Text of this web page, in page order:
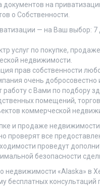
документов на
о Собственности.
— на Ваш выбор: 7
услуг по покупке,
недвижимости.
прав собственности
очень добросовестно
работу с Вами по подбору
помещений,
коммерческой
и продаже
проверят все
проведут
безопасности
недвижимости «Alaska» в
бесплатных консультаций